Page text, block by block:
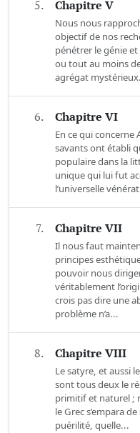
5. Chapitre V
Nous nous
objectif de nos
pénétrer le génie
ou tout au moins
agrégat
6. Chapitre VI
En ce qui
savants ont établi
populaire dans la
unique qui lui fut
l’universelle
7. Chapitre VII
Il nous faut
principes
pouvoir nous
véritablement
crois pas dire une
problème n’a...
8. Chapitre VIII
Le satyre, et aussi
sont tous deux le
primitif et naturel ;
le Grec s’empara
puérilité, quelle...